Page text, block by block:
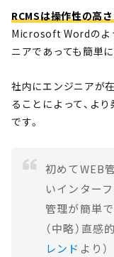
RCMSは操作性の高
Microsoft Wordのよ
ニアであっても簡単に
社内にエンジニアが
ることによって、よ
です。
初めてWEB
いインター
管理が簡単
（中略）直
レンド より）